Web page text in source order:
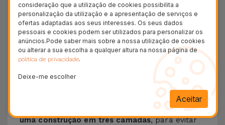
15, 14, 13, 12 entre outros bem como os mais
recentes modelos da Apple, o iPhone 16e
iPhone 17.
Proteção de 3 camadas com as Capas
Capas Silicone iPhone contam com
uma construção robusta e de qualidade, com
uma construção em três camadas, para evitar
consideração que a utilização de cookies possibilita a
personalização da utilização e a apresentação de serviços e
ofertas adaptadas aos seus interesses. Os seus dados
pessoais e cookies podem ser utilizados para personalizar os
anúncios.Pode saber mais sobre a nossa utilização de cookies
ou alterar a sua escolha a qualquer altura na nossa página de
política de privacidade.
Deixe-me escolher
Aceitar